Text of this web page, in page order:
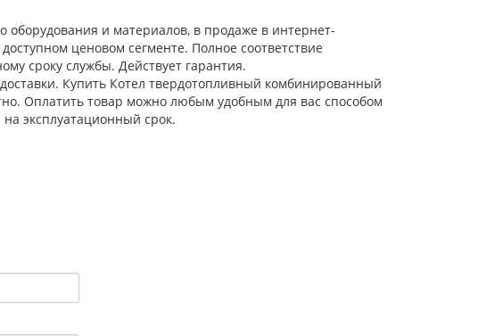
оборудования и материалов, в продаже в интернет-
ценовом сегменте. Полное соответствие
сроку службы. Действует гарантия.
Купить Котел твердотопливный комбинированный
Оплатить товар можно любым удобным для вас способом
эксплуатационный срок.